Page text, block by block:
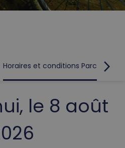
Horaires et conditions Parc vélo
arrow_forward_ios
le 8 août